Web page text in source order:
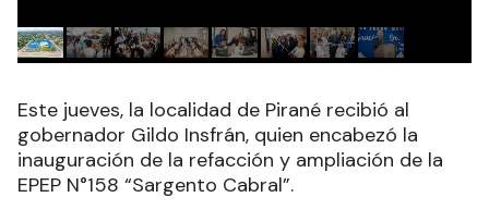
Este jueves, la localidad de Pirané recibió al
gobernador Gildo Insfrán, quien encabezó la
inauguración de la refacción y ampliación de la
EPEP N°158 “Sargento Cabral”.